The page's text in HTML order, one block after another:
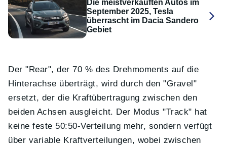
Die meistverkauften Autos im
September 2025, Tesla
überrascht im Dacia Sandero
Gebiet
Der "Rear", der 70 % des Drehmoments auf die
Hinterachse überträgt, wird durch den "Gravel"
ersetzt, der die Kraftübertragung zwischen den
beiden Achsen ausgleicht. Der Modus "Track" hat
keine feste 50:50-Verteilung mehr, sondern verfügt
über variable Kraftverteilungen, wobei zwischen